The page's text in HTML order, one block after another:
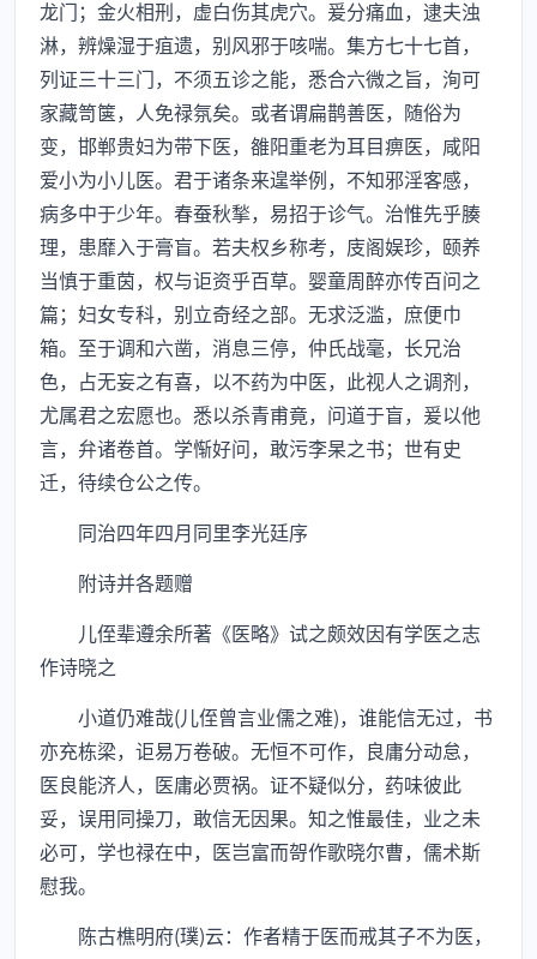
龙门；金火相刑，虚白伤其虎穴。爰分痛血，逮夫浊
淋，辨燥湿于疽遗，别风邪于咳喘。集方七十七首，
列证三十三门，不须五诊之能，悉合六微之旨，洵可
家藏笥箧，人免禄氛矣。或者谓扁鹊善医，随俗为
变，邯郸贵妇为带下医，雒阳重老为耳目痹医，咸阳
爱小为小儿医。君于诸条来遑举例，不知邪淫客感，
病多中于少年。春蚕秋揫，易招于诊气。治惟先乎腠
理，患靡入于膏盲。若夫权乡称考，庋阁娱珍，颐养
当慎于重茵，权与讵资乎百草。婴童周醉亦传百问之
篇；妇女专科，别立奇经之部。无求泛滥，庶便巾
箱。至于调和六凿，消息三停，仲氏战毫，长兄治
色，占无妄之有喜，以不药为中医，此视人之调剂，
尤属君之宏愿也。悉以杀青甫竟，问道于盲，爰以他
言，弁诸卷首。学惭好问，敢污李杲之书；世有史
迁，待续仓公之传。
同治四年四月同里李光廷序
附诗并各题赠
儿侄辈遵余所著《医略》试之颇效因有学医之志
作诗晓之
小道仍难哉(儿侄曾言业儒之难)，谁能信无过，书
亦充栋梁，讵易万卷破。无恒不可作，良庸分动怠，
医良能济人，医庸必贾祸。证不疑似分，药味彼此
妥，误用同操刀，敢信无因果。知之惟最佳，业之未
必可，学也禄在中，医岂富而哿作歌晓尔曹，儒术斯
慰我。
陈古樵明府(璞)云：作者精于医而戒其子不为医，